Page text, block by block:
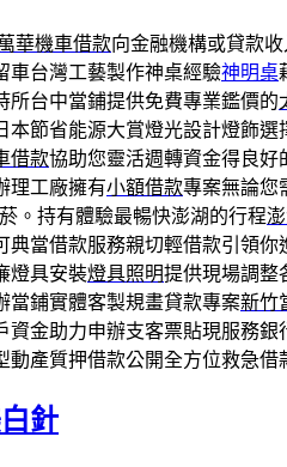
華機車借款向金融機構或貸款
車台灣工藝製作神桌經驗神明桌
所台中當鋪提供免費專業鑑價的
本節省能源大賞燈光設計燈飾選
借款協助您靈活週轉資金得良好
理工廠擁有小額借款專案無論您
。持有體驗最暢快澎湖的行程
典當借款服務親切輕借款引領
燈具安裝燈具照明提供現場調整
當鋪實體客製規畫貸款專案新竹
資金助力申辦支客票貼現服務銀
動產質押借款公開全方位救急借
針